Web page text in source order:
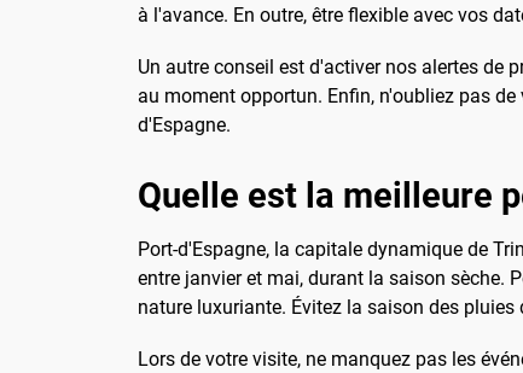
à l'avance. En outre, être flexible avec vos
Un autre conseil est d'activer nos alertes de
au moment opportun. Enfin, n'oubliez pas
d'Espagne.
Quelle est la meilleure
Port-d'Espagne, la capitale dynamique de
entre janvier et mai, durant la saison sèche.
nature luxuriante. Évitez la saison des
Lors de votre visite, ne manquez pas les